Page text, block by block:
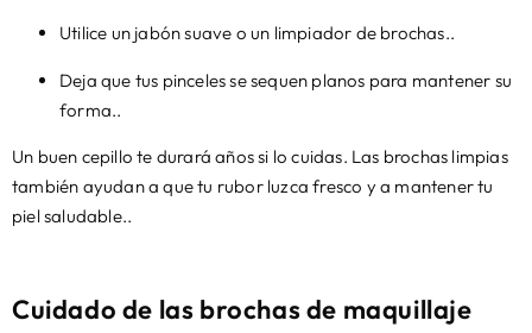
Utilice un jabón suave o un limpiador de brochas..
Deja que tus pinceles se sequen planos para mantener su
forma..
Un buen cepillo te durará años si lo cuidas. Las brochas limpias
también ayudan a que tu rubor luzca fresco y a mantener tu
piel saludable..
Cuidado de las brochas de maquillaje